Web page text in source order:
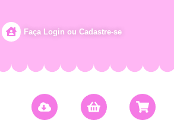
Faça Login ou Cadastre-se